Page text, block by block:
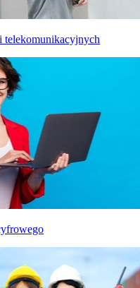
telekomunikacyjnych